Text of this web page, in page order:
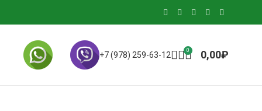
+7 (978) 259-63-12 0 0,00₽